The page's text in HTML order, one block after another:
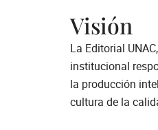
Visión
La Editorial
institucional
la producción
cultura de la